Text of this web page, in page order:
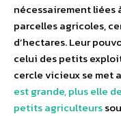
nécessairement liées
parcelles agricoles,
d’hectares. Leur
celui des petits
cercle vicieux se met
est grande, plus elle
petits agriculteurs